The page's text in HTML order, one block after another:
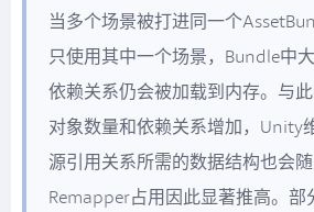
当多个场景被打进同一个
只使用其中一个场景，Bundle中
依赖关系仍会被加载到内存。与
对象数量和依赖关系增加，Unity
源引用关系所需的数据结构也会随
Remapper占用因此显著推高。部